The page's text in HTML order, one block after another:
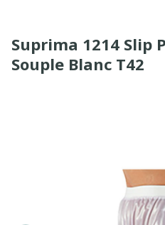
Suprima 1214 Slip
Souple Blanc T42